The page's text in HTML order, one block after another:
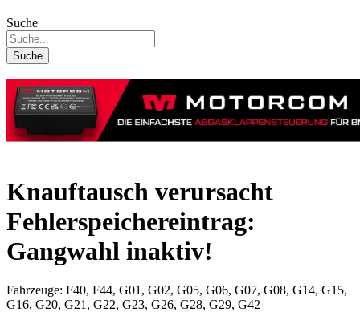
Suche
Suche
Knauftausch verursacht
Fehlerspeichereintrag:
Gangwahl inaktiv!
Fahrzeuge: F40, F44, G01, G02, G05, G06, G07, G08, G14, G15,
G16, G20, G21, G22, G23, G26, G28, G29, G42